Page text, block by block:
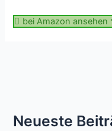
bei Amazon ansehen
Neueste